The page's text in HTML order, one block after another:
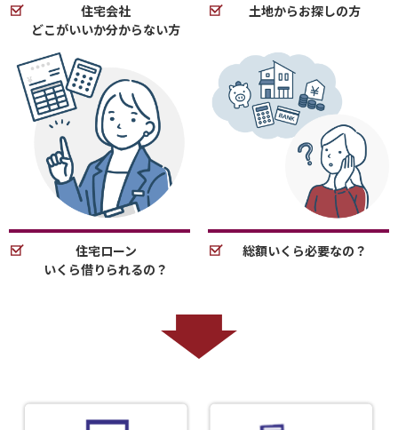
住宅会社
どこがいいか分からない方
土地からお探しの方
住宅ローン
いくら借りられるの？
総額いくら必要なの？